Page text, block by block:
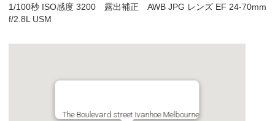
1/100秒 ISO感度 3200 露出補正 AWB JPG レンズ EF 24-70mm
f/2.8L USM
The Boulevard street Ivanhoe Melbourne